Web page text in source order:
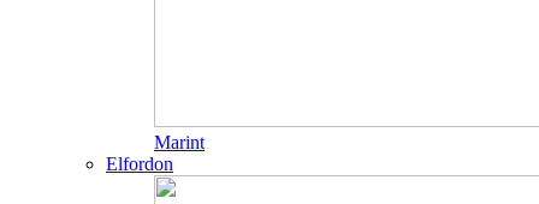
Marint
Elfordon